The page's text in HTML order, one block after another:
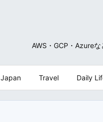
AWS・GCP・Azure
Japan Travel Daily